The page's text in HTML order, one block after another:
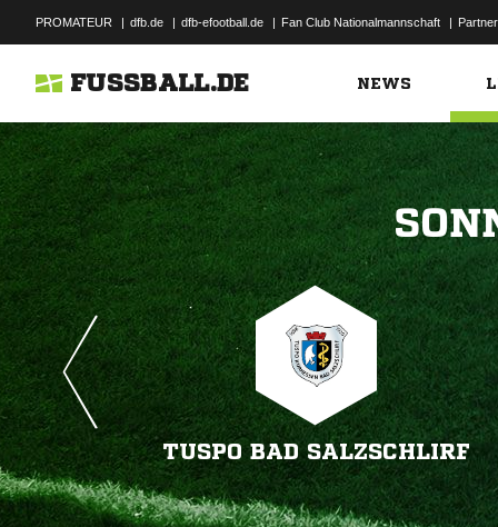
PROMATEUR | dfb.de | dfb-efootball.de | Fan Club Nationalmannschaft | Partner
FUSSBALL.DE NEWS
TUSPO BAD SALZSCHLIRF